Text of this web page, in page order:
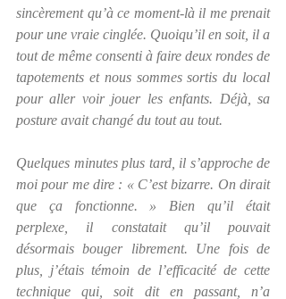
sincèrement qu’à ce moment-là il me prenait
pour une vraie cinglée. Quoiqu’il en soit, il a
tout de même consenti à faire deux rondes de
tapotements et nous sommes sortis du local
pour aller voir jouer les enfants. Déjà, sa
posture avait changé du tout au tout.
Quelques minutes plus tard, il s’approche de
moi pour me dire : « C’est bizarre. On dirait
que ça fonctionne. » Bien qu’il était
perplexe, il constatait qu’il pouvait
désormais bouger librement. Une fois de
plus, j’étais témoin de l’efficacité de cette
technique qui, soit dit en passant, n’a